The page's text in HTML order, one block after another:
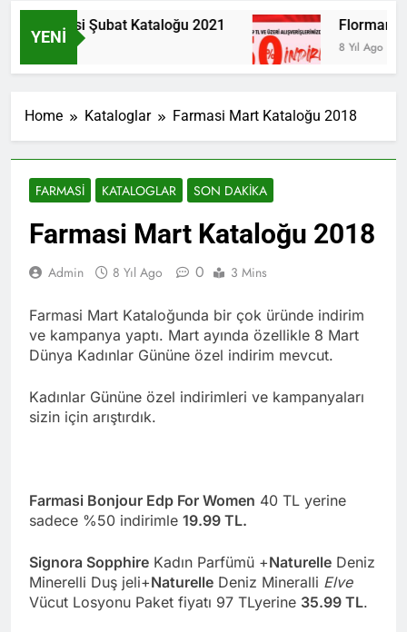
YENI
Farmasi Şubat Kataloğu 2021
6 Yıl Ago
Flormar
8 Yıl Ago
Home Kataloglar Farmasi Mart Kataloğu 2018
FARMASI KATALOGLAR SON DAKIKA
Farmasi Mart Kataloğu 2018
Admin 8 Yıl Ago 0 3 Mins
Farmasi Mart Kataloğunda bir çok üründe indirim
ve kampanya yaptı. Mart ayında özellikle 8 Mart
Dünya Kadınlar Gününe özel indirim mevcut.
Kadınlar Gününe özel indirimleri ve kampanyaları
sizin için arıştırdık.
Farmasi Bonjour Edp For Women 40 TL yerine
sadece %50 indirimle 19.99 TL.
Signora Sopphire Kadın Parfümü +Naturelle Deniz
Minerelli Duş jeli+Naturelle Deniz Mineralli Elve
Vücut Losyonu Paket fiyatı 97 TLyerine 35.99 TL.